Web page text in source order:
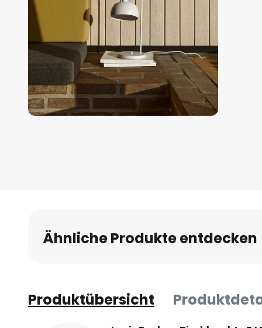
Ähnliche Produkte entdecken
Produktübersicht